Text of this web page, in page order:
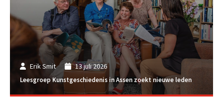
Erik Smit 13 juli 2026
Leesgroep Kunstgeschiedenis in Assen zoekt nieuwe leden